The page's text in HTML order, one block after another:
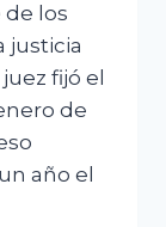
los
justicia
fijó el
de
año el